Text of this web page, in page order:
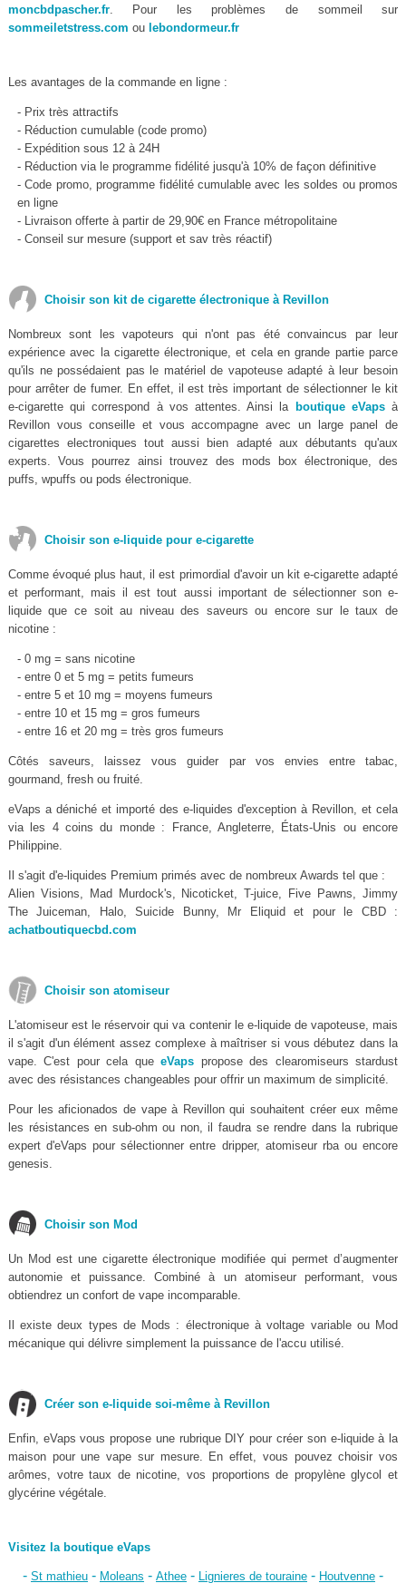
moncbdpascher.fr. Pour les problèmes de sommeil sur
sommeiletstress.com ou lebondormeur.fr
Les avantages de la commande en ligne :
- Prix très attractifs
- Réduction cumulable (code promo)
- Expédition sous 12 à 24H
- Réduction via le programme fidélité jusqu'à 10% de façon définitive
- Code promo, programme fidélité cumulable avec les soldes ou promos
en ligne
- Livraison offerte à partir de 29,90€ en France métropolitaine
- Conseil sur mesure (support et sav très réactif)
Choisir son kit de cigarette électronique à Revillon
Nombreux sont les vapoteurs qui n'ont pas été convaincus par leur
expérience avec la cigarette électronique, et cela en grande partie parce
qu'ils ne possédaient pas le matériel de vapoteuse adapté à leur besoin
pour arrêter de fumer. En effet, il est très important de sélectionner le kit
e-cigarette qui correspond à vos attentes. Ainsi la boutique eVapsà
Revillon vous conseille et vous accompagne avec un large panel de
cigarettes electroniques tout aussi bien adapté aux débutants qu'aux
experts. Vous pourrez ainsi trouvez des mods box électronique, des
puffs, wpuffs ou pods électronique.
Choisir son e-liquide pour e-cigarette
Comme évoqué plus haut, il est primordial d'avoir un kit e-cigarette adapté
et performant, mais il est tout aussi important de sélectionner son e-
liquide que ce soit au niveau des saveurs ou encore sur le taux de
nicotine :
- 0 mg = sans nicotine
- entre 0 et 5 mg = petits fumeurs
- entre 5 et 10 mg = moyens fumeurs
- entre 10 et 15 mg = gros fumeurs
- entre 16 et 20 mg = très gros fumeurs
Côtés saveurs, laissez vous guider par vos envies entre tabac,
gourmand, fresh ou fruité.
eVaps a déniché et importé des e-liquides d'exception à Revillon, et cela
via les 4 coins du monde : France, Angleterre, États-Unis ou encore
Philippine.
Il s'agit d'e-liquides Premium primés avec de nombreux Awards tel que :
Alien Visions, Mad Murdock's, Nicoticket, T-juice, Five Pawns, Jimmy
The Juiceman, Halo, Suicide Bunny, Mr Eliquid et pour le CBD :
achatboutiquecbd.com
Choisir son atomiseur
L'atomiseur est le réservoir qui va contenir le e-liquide de vapoteuse, mais
il s'agit d'un élément assez complexe à maîtriser si vous débutez dans la
vape. C'est pour cela queeVaps propose des clearomiseurs stardust
avec des résistances changeables pour offrir un maximum de simplicité.
Pour les aficionados de vape à Revillon qui souhaitent créer eux même
les résistances en sub-ohm ou non, il faudra se rendre dans la rubrique
expert d'eVaps pour sélectionner entre dripper, atomiseur rba ou encore
genesis.
Choisir son Mod
Un Mod est une cigarette électronique modifiée qui permet d’augmenter
autonomie et puissance. Combiné à un atomiseur performant, vous
obtiendrez un confort de vape incomparable.
Il existe deux types de Mods : électronique à voltage variable ou Mod
mécanique qui délivre simplement la puissance de l'accu utilisé.
Créer son e-liquide soi-même à Revillon
Enfin, eVaps vous propose une rubrique DIY pour créer son e-liquide à la
maison pour une vape sur mesure. En effet, vous pouvez choisir vos
arômes, votre taux de nicotine, vos proportions de propylène glycol et
glycérine végétale.
Visitez la boutique eVaps
- St mathieu- Moleans - Athee- Lignieres de touraine- Houtvenne-